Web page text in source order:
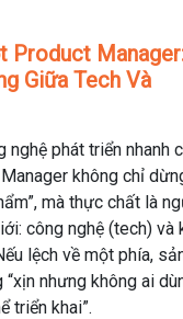
Product
Giữa Tech Và
nghệ phát triển nhanh
không chỉ
mà thực chất là
công nghệ (tech) và
lệch về một phía,
nhưng không ai
triển khai”.